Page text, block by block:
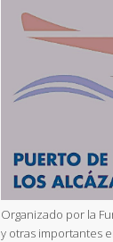
Organizado por la
y otras importantes